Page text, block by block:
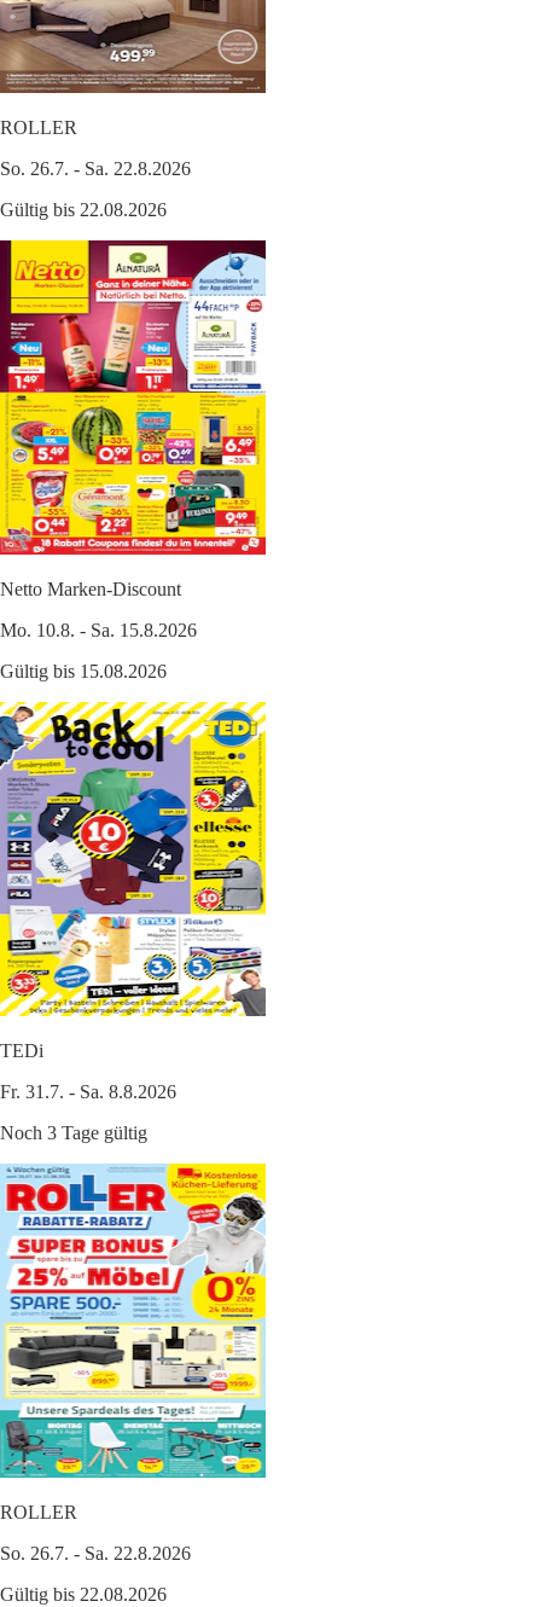
ROLLER
So. 26.7. - Sa. 22.8.2026
Gültig bis 22.08.2026
Netto Marken-Discount
Mo. 10.8. - Sa. 15.8.2026
Gültig bis 15.08.2026
TEDi
Fr. 31.7. - Sa. 8.8.2026
Noch 3 Tage gültig
ROLLER
So. 26.7. - Sa. 22.8.2026
Gültig bis 22.08.2026